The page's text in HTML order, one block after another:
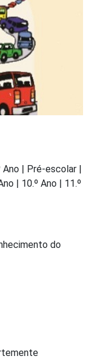
Ano | Pré-escolar |
| 10.º Ano | 11.º
do